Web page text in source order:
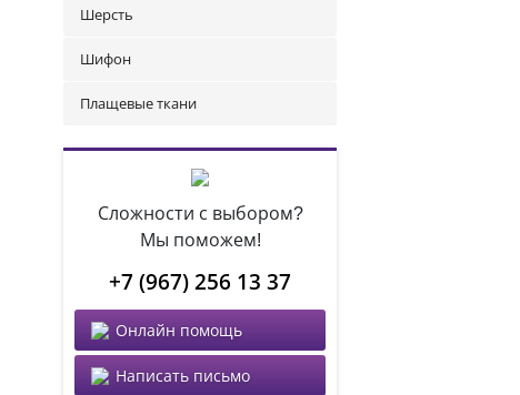
Шерсть
Шифон
Плащевые ткани
Сложности с выбором?
Мы поможем!
+7 (967) 256 13 37
Онлайн помощь
Написать письмо